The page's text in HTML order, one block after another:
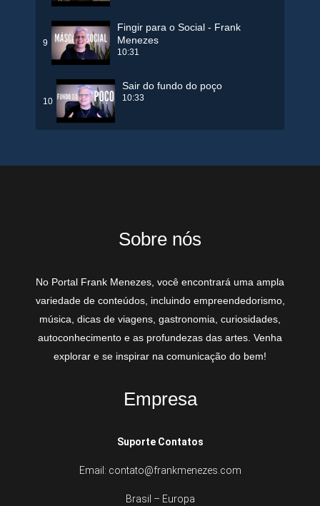
9
Fingir para o Social - Frank
Menezes
10:31
10
Sair do fundo do poço
10:33
Sobre nós
No Portal Frank Menezes, você encontrará uma ampla
variedade de conteúdos, incluindo empreendedorismo,
música, dicas de viagens, gastronomia, curiosidades,
autoconhecimento e as profundezas das artes. Venha
explorar e se inspirar na comunicação do bem!
Empresa
Suporte Contatos
Email: contato@frankmenezes.com
Brasil – Europa